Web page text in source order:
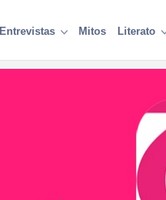
Entrevistas Mitos Literato